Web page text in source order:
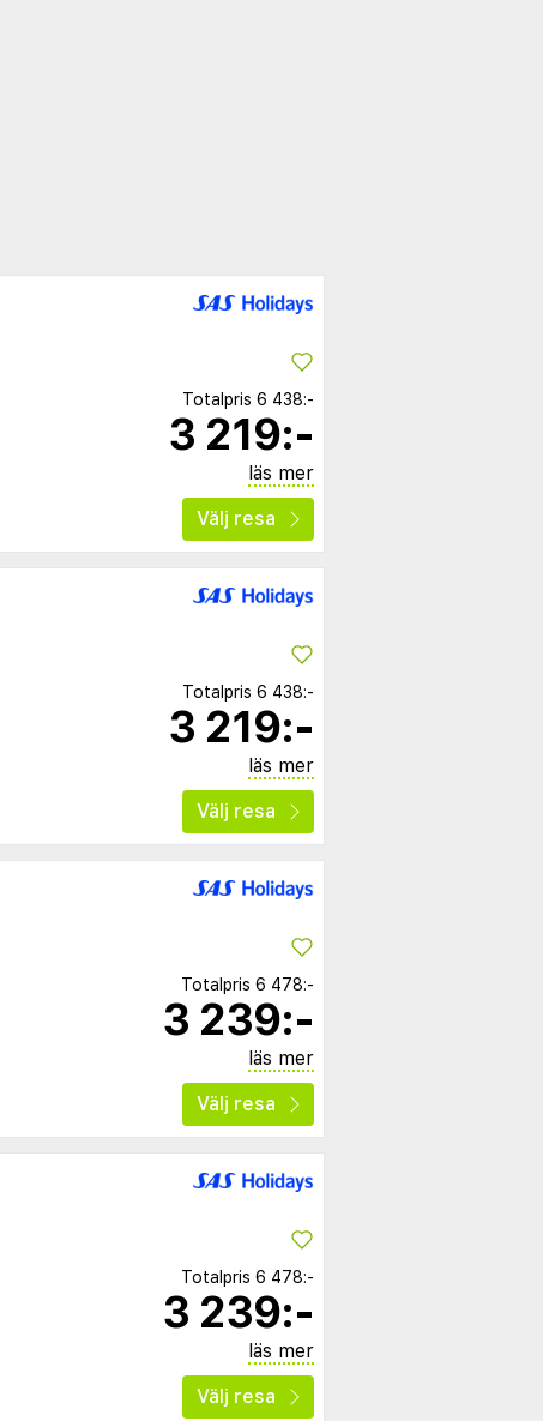
Totalpris 6 438:-
3 219:-
läs mer
Välj resa
Totalpris 6 438:-
3 219:-
läs mer
Välj resa
Totalpris 6 478:-
3 239:-
läs mer
Välj resa
Totalpris 6 478:-
3 239:-
läs mer
Välj resa